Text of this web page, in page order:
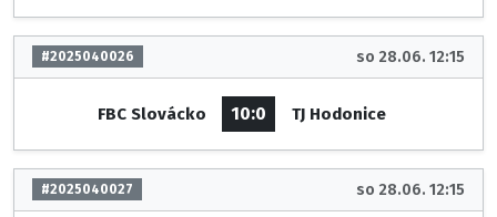
#2025040026 so 28.06. 12:15
FBC Slovácko 10:0 TJ Hodonice
#2025040027 so 28.06. 12:15